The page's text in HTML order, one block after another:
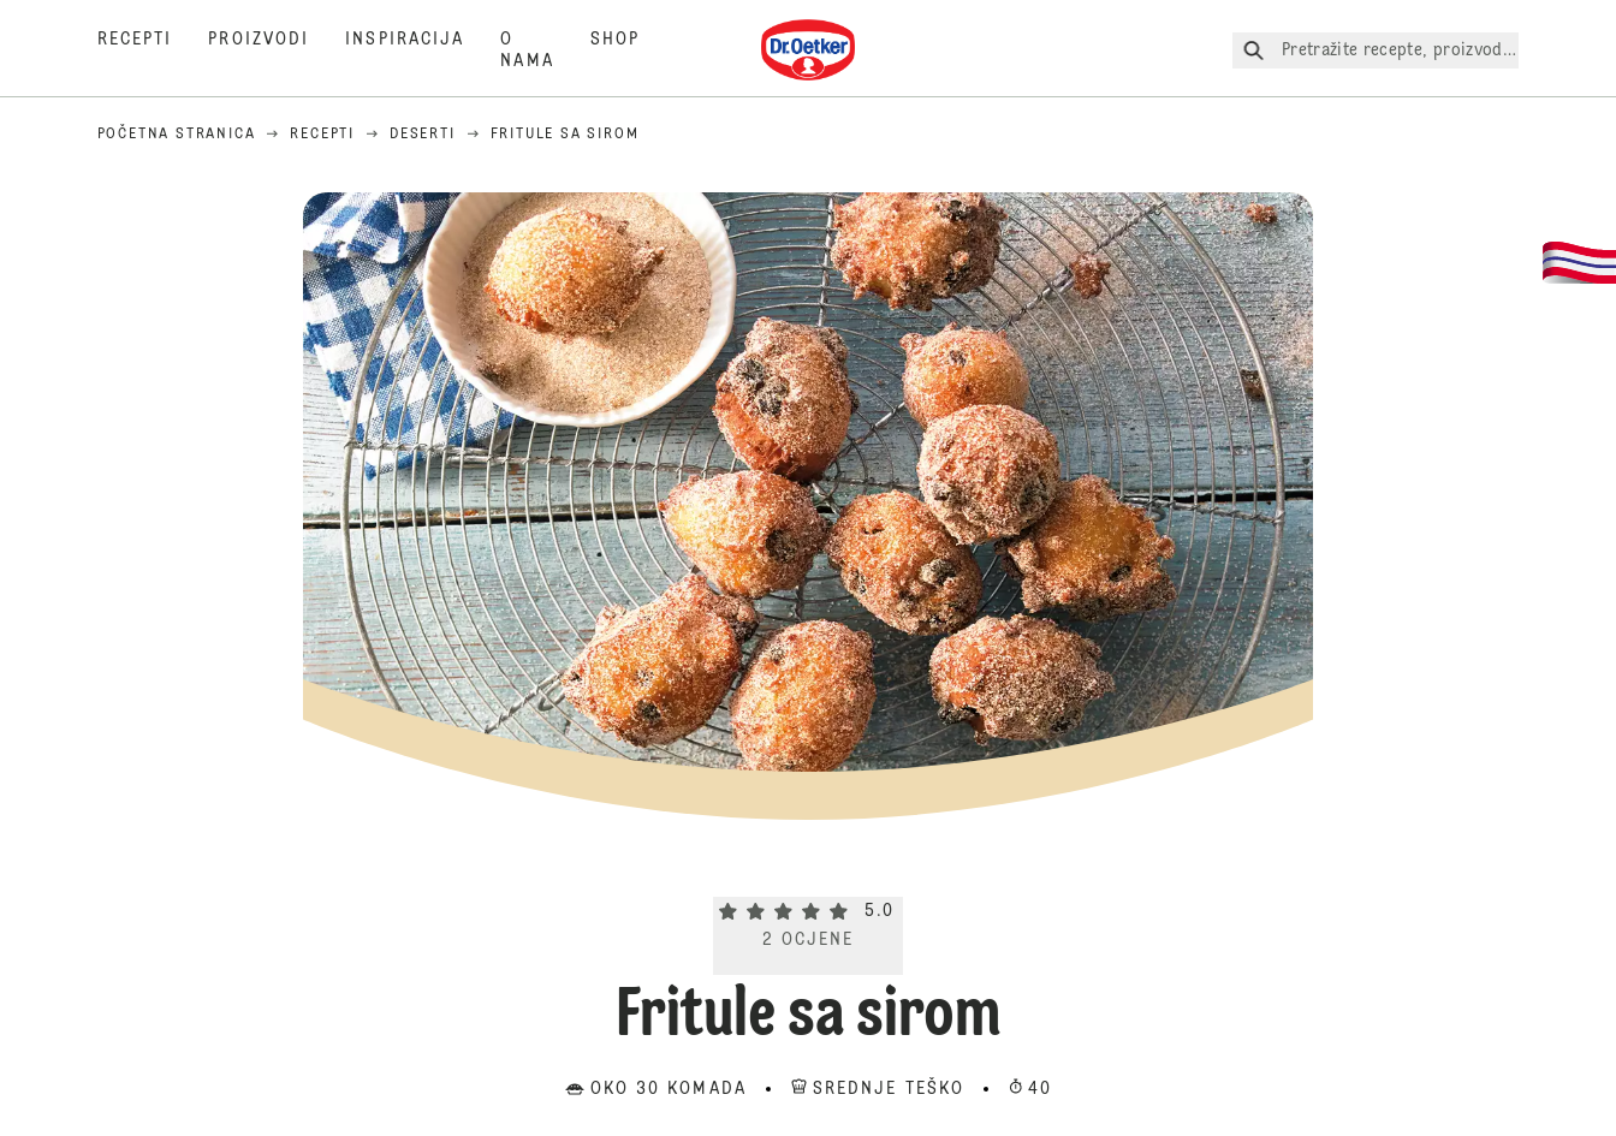
RECEPTI PROIZVODI INSPIRACIJA
O
NAMA
SHOP Dr. Oetker
Pretražite recepte, proizvode itd.
POČETNA STRANICA RECEPTI DESERTI FRITULE SA SIROM
Current rating 5.0. Click to rate.
5.0
2
OCJENE
Fritule sa sirom
OKO 30 KOMADA SREDNJE TEŠKO 40